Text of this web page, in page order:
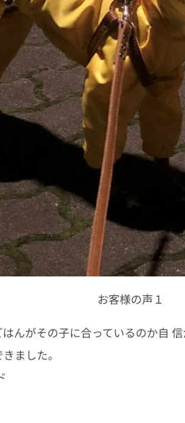
お客様の声１
んがその⼦に合っているのか⾃
ました。